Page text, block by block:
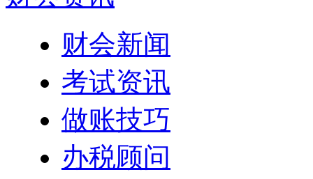
财会新闻
考试资讯
做账技巧
办税顾问